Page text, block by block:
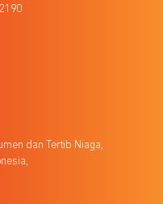
dan Tertib Niaga,